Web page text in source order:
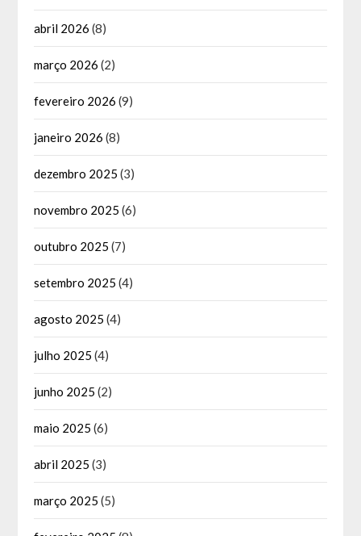
abril 2026 (8)
março 2026 (2)
fevereiro 2026 (9)
janeiro 2026 (8)
dezembro 2025 (3)
novembro 2025 (6)
outubro 2025 (7)
setembro 2025 (4)
agosto 2025 (4)
julho 2025 (4)
junho 2025 (2)
maio 2025 (6)
abril 2025 (3)
março 2025 (5)